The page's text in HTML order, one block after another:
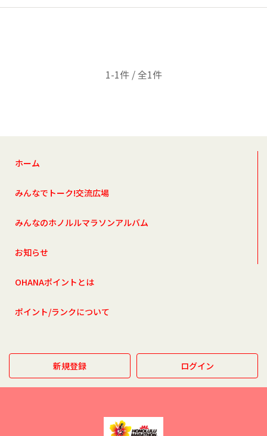
1-1件 / 全1件
ホーム
みんなでトーク!交流広場
みんなのホノルルマラソンアルバム
お知らせ
OHANAポイントとは
ポイント/ランクについて
新規登録 ログイン